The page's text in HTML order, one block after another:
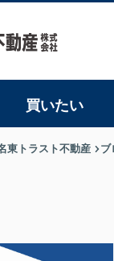
買いたい
東トラスト不動産 ブ